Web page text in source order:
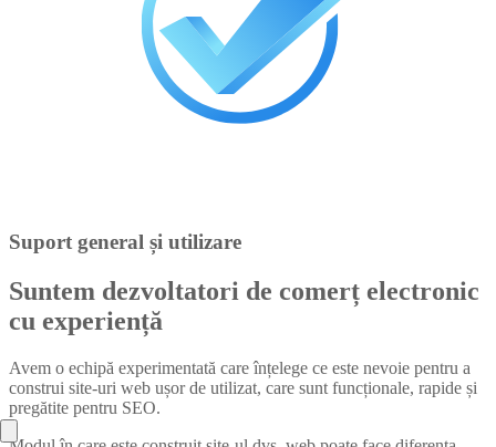
Suport general și utilizare
Suntem dezvoltatori de comerț electronic
cu experiență
Avem o echipă experimentată care înțelege ce este nevoie pentru a
construi site-uri web ușor de utilizat, care sunt funcționale, rapide și
pregătite pentru SEO.